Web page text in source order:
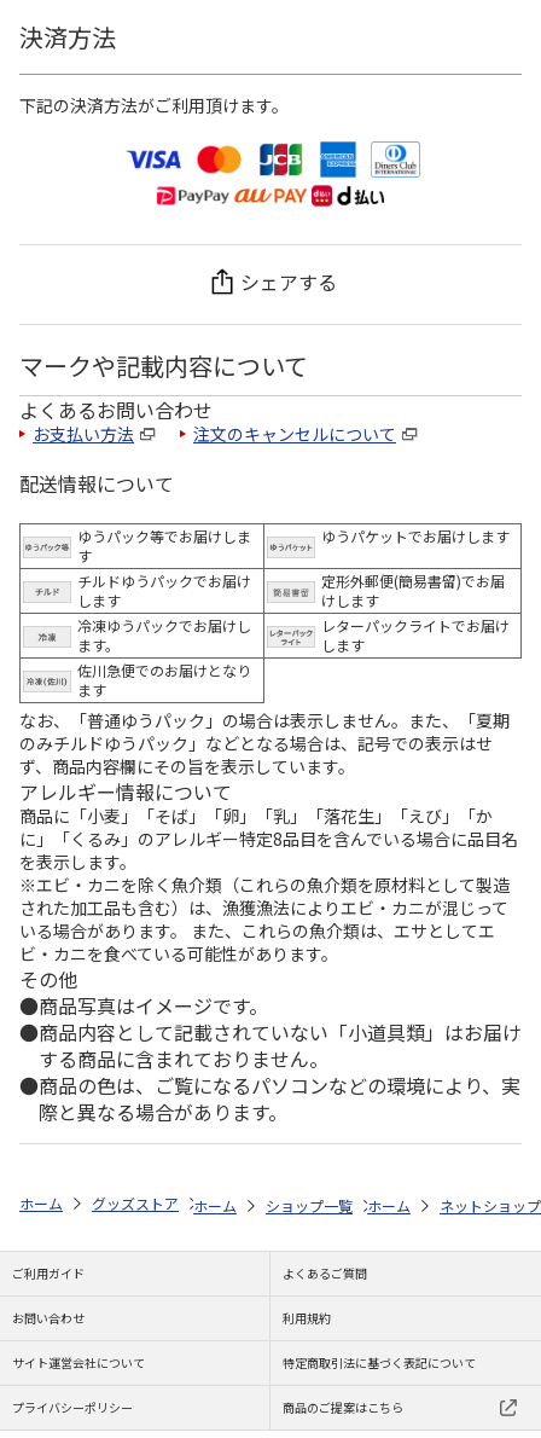
決済方法
下記の決済方法がご利用頂けます。
シェアする
マークや記載内容について
よくあるお問い合わせ
お支払い方法 注文のキャンセルについて
配送情報について
ゆうパック等でお届けしま
す
ゆうパケットでお届けします
チルドゆうパックでお届け
します
定形外郵便(簡易書留)でお届
けします
冷凍ゆうパックでお届けし
ます。
レターパックライトでお届け
します
佐川急便でのお届けとなり
ます
なお、「普通ゆうパック」の場合は表示しません。また、「夏期
のみチルドゆうパック」などとなる場合は、記号での表示はせ
ず、商品内容欄にその旨を表示しています。
アレルギー情報について
商品に「小麦」「そば」「卵」「乳」「落花生」「えび」「か
に」「くるみ」のアレルギー特定8品目を含んでいる場合に品目名
を表示します。
※エビ・カニを除く魚介類（これらの魚介類を原材料として製造
された加工品も含む）は、漁獲漁法によりエビ・カニが混じって
いる場合があります。 また、これらの魚介類は、エサとしてエ
ビ・カニを食べている可能性があります。
その他
商品写真はイメージです。
商品内容として記載されていない「小道具類」はお届け
する商品に含まれておりません。
商品の色は、ご覧になるパソコンなどの環境により、実
際と異なる場合があります。
ホーム グッズストア スポーツ・スポーツ選手 NPB（日本野球機構）
ホーム ショップ一覧 レッツ 26SNOOPY
ホーム ネットショップ
ご利用ガイド よくあるご質問
お問い合わせ 利用規約
サイト運営会社について 特定商取引法に基づく表記について
プライバシーポリシー 商品のご提案はこちら